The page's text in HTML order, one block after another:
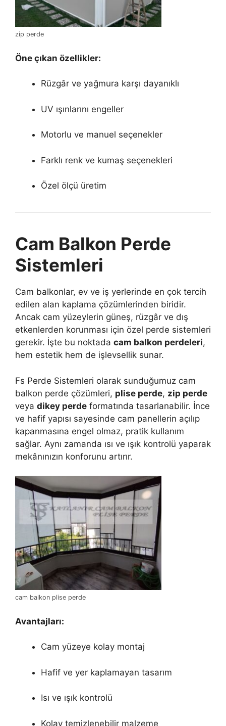
zip perde
Öne çıkan özellikler:
Rüzgâr ve yağmura karşı dayanıklı
UV ışınlarını engeller
Motorlu ve manuel seçenekler
Farklı renk ve kumaş seçenekleri
Özel ölçü üretim
Cam Balkon Perde
Sistemleri
Cam balkonlar, ev ve iş yerlerinde en çok tercih
edilen alan kaplama çözümlerinden biridir.
Ancak cam yüzeylerin güneş, rüzgâr ve dış
etkenlerden korunması için özel perde sistemleri
gerekir. İşte bu noktada cam balkon perdeleri,
hem estetik hem de işlevsellik sunar.
Fs Perde Sistemleri olarak sunduğumuz cam
balkon perde çözümleri, plise perde, zip perde
veya dikey perde formatında tasarlanabilir. İnce
ve hafif yapısı sayesinde cam panellerin açılıp
kapanmasına engel olmaz, pratik kullanım
sağlar. Aynı zamanda ısı ve ışık kontrolü yaparak
mekânınızın konforunu artırır.
cam balkon plise perde
Avantajları:
Cam yüzeye kolay montaj
Hafif ve yer kaplamayan tasarım
Isı ve ışık kontrolü
Kolay temizlenebilir malzeme